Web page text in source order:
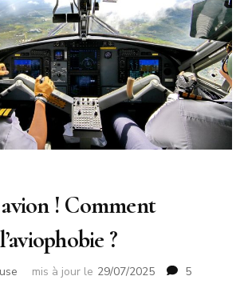
avion ! Comment
?
mis à jour le 29/07/2025
5